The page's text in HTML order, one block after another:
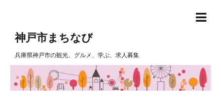
神戸市まちなび
兵庫県神戸市の観光、グルメ、学ぶ、求人募集